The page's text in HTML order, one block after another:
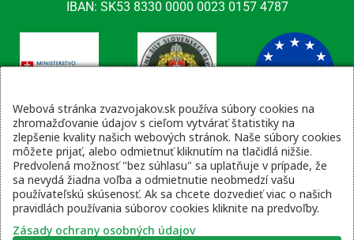
IBAN: SK53 8330 0000 0023 0157 4787
Kontaktné údaje
email: tajomnik@zvsr.sk
telefón: 0908535335
vojenská linka: 0960 333 818
Webová stránka zvazvojakov.sk používa súbory cookies na
zhromažďovanie údajov s cieľom vytvárať štatistiky na
zlepšenie kvality našich webových stránok. Naše súbory cookies
môžete prijať, alebo odmietnuť kliknutím na tlačidlá nižšie.
Predvolená možnosť "bez súhlasu" sa uplatňuje v prípade, že
sa nevydá žiadna voľba a odmietnutie neobmedzí vašu
používateľskú skúsenosť. Ak sa chcete dozvedieť viac o našich
pravidlách používania súborov cookies kliknite na predvoľby.
Zásady ochrany osobných údajov